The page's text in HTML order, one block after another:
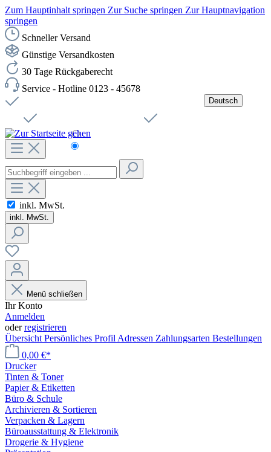
Zum Hauptinhalt springen Zur Suche springen Zur Hauptnavigation
springen
Schneller Versand
Günstige Versandkosten
30 Tage Rückgaberecht
Service - Hotline 0123 - 45678
Deutsch
Čeština
inkl. MwSt.
inkl. MwSt.
Menü schließen
Ihr Konto
Anmelden
oderregistrieren
Übersicht Persönliches Profil Adressen Zahlungsarten Bestellungen
0,00 €*
Drucker
Tinten & Toner
Papier & Etiketten
Büro & Schule
Archivieren & Sortieren
Verpacken & Lagern
Büroausstattung & Elektronik
Drogerie & Hygiene